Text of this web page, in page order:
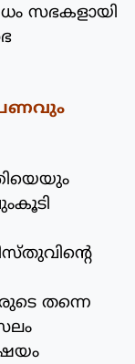
സഭകളായി
തന്നെ